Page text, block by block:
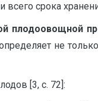
срока
плодоовощной
не
[3, с. 72]: